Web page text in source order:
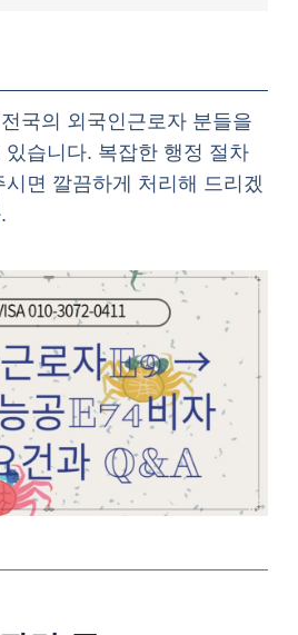
국의 외국인근로자 분들을
습니다. 복잡한 행정 절차
면 깔끔하게 처리해 드리겠